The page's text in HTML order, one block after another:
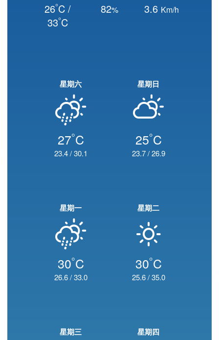
26°C /
33°C
82% 3.6 Km/h
星期六
27°C
23.4/30.1
星期日
25°C
23.7/26.9
星期一
30°C
26.6/33.0
星期二
30°C
25.6/35.0
星期三 星期四